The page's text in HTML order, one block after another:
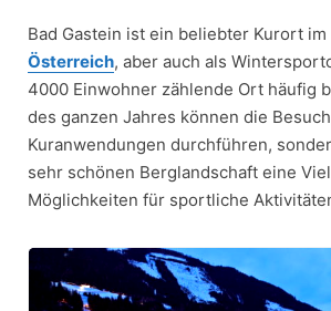
Bad Gastein ist ein beliebter Kurort im
Österreich, aber auch als
4000 Einwohner zählende Ort häufig
des ganzen Jahres können die
Kuranwendungen durchführen,
sehr schönen Berglandschaft eine
Möglichkeiten für sportliche